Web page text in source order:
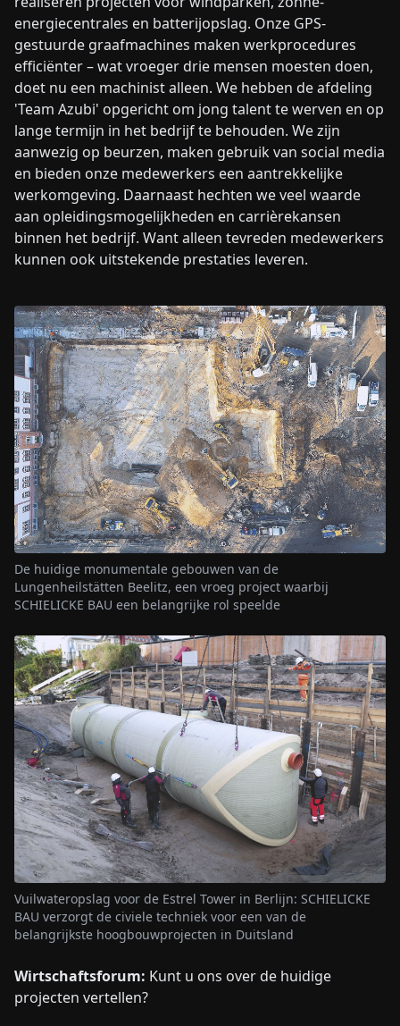
energiecentrales en batterijopslag. Onze GPS-
gestuurde graafmachines maken werkprocedures
efficiënter – wat vroeger drie mensen moesten doen,
doet nu een machinist alleen. We hebben de afdeling
'Team Azubi' opgericht om jong talent te werven en op
lange termijn in het bedrijf te behouden. We zijn
aanwezig op beurzen, maken gebruik van social media
en bieden onze medewerkers een aantrekkelijke
werkomgeving. Daarnaast hechten we veel waarde
aan opleidingsmogelijkheden en carrièrekansen
binnen het bedrijf. Want alleen tevreden medewerkers
kunnen ook uitstekende prestaties leveren.
De huidige monumentale gebouwen van de
Lungenheilstätten Beelitz, een vroeg project waarbij
SCHIELICKE BAU een belangrijke rol speelde
Vuilwateropslag voor de Estrel Tower in Berlijn: SCHIELICKE
BAU verzorgt de civiele techniek voor een van de
belangrijkste hoogbouwprojecten in Duitsland
Wirtschaftsforum: Kunt u ons over de huidige
projecten vertellen?